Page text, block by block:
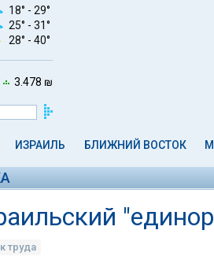
18° - 29°
25° - 31°
28° - 40°
3.478 ₪
ИЗРАИЛЬ БЛИЖНИЙ ВОСТОК
труда